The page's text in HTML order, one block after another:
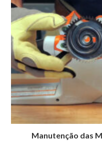
Manutenção das